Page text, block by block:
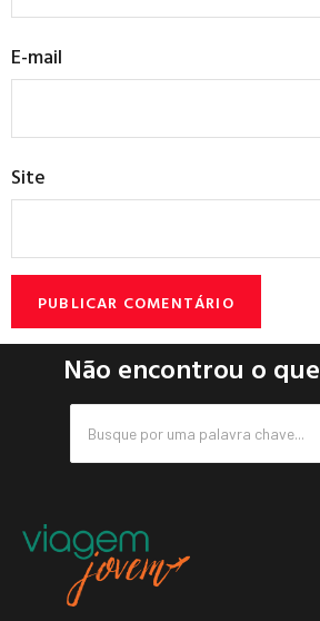
E-mail
Site
Não encontrou o